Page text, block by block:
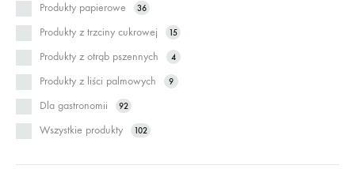
Produkty papierowe 36
Produkty z trzciny cukrowej 15
Produkty z otrąb pszennych 4
Produkty z liści palmowych 9
Dla gastronomii 92
Wszystkie produkty 102